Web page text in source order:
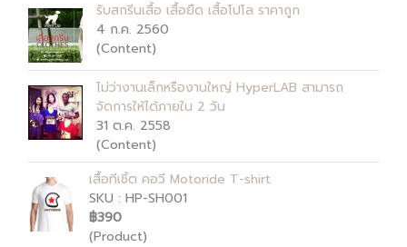
รับสกรีนเสื้อ เสื้อยืด เสื้อโปโล ราคาถูก
4 ก.ค. 2560
(Content)
ไม่ว่างานเล็กหรืองานใหญ่ HyperLAB สามารถ
จัดการให้ได้ภายใน 2 วัน
31 ต.ค. 2558
(Content)
เสื้อทีเชิ้ต คอวี Motoride T-shirt
SKU : HP-SH001
฿390
(Product)